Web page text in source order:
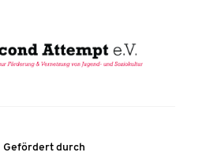
Gefördert durch